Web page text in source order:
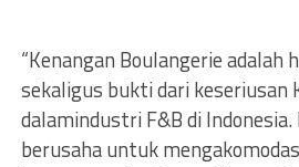
“Kenangan Boulangerie adalah
sekaligus bukti dari keseriusan
dalamindustri F&B di
berusaha untuk